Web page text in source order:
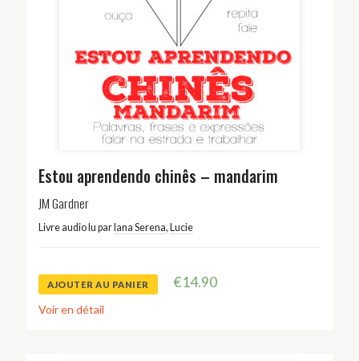
Estou aprendendo chinês – mandarim
JM Gardner
Livre audio lu par Iana Serena, Lucie
AJOUTER AU PANIER €14.90
Voir en détail